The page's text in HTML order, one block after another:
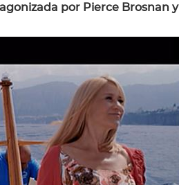
por Pierce Brosnan y